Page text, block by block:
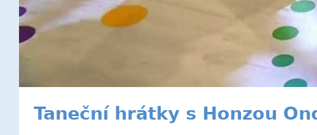
Taneční hrátky s Honzou